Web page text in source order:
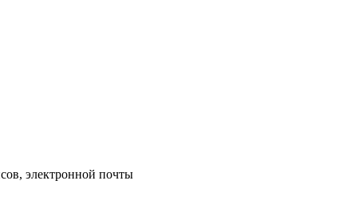
электронной почты